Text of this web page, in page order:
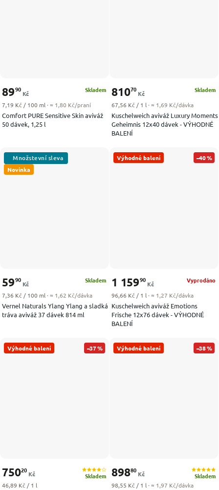
Comfort PURE Sensitive Skin aviváž
50 dávek, 1,25 l
Skladem
8990
Kč
Měrná cena:
7,19 Kč / 100 ml · ≈ 1,80 Kč/praní
Kuschelweich aviváž Luxury Moments
Geheimnis 12x40 dávek - VÝHODNÉ
BALENÍ
Skladem
81070
Kč
Měrná cena:
67,56 Kč / 1 l · ≈ 1,69 Kč/dávka
Novinka
Vernel Naturals Ylang Ylang a sladká
tráva aviváž 37 dávek 814 ml
Skladem
5990
Kč
Měrná cena:
7,36 Kč / 100 ml · ≈ 1,62 Kč/dávka
Výhodné balení –40 %
Kuschelweich aviváž Emotions
Frische 12x76 dávek - VÝHODNÉ
BALENÍ
Vyprodáno
1 15990
Kč
Měrná cena:
96,66 Kč / 1 l · ≈ 1,27 Kč/dávka
Výhodné balení –37 %
Skladem
75020
Kč
Měrná cena:
46,89 Kč / 1 l
Výhodné balení –38 %
Skladem
89880
Kč
Měrná cena:
98,55 Kč / 1 l · ≈ 1,97 Kč/dávka